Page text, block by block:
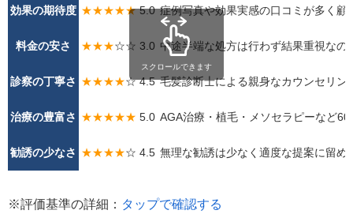
効果の期待度 ★★★★★5.0 症例写真や効果実感の口コミが多く顧
料金の安さ ★★★☆☆ 3.0 中途半端な処方は行わず結果重視なの
診察の丁寧さ ★★★★☆ 4.5 毛髪診断士による親身なカウンセリン
治療の豊富さ ★★★★★ 5.0 AGA治療・植毛・メソセラピーなど
勧誘の少なさ ★★★★☆ 4.5 無理な勧誘は少なく適度な提案に留め
スクロールできます
※評価基準の詳細： タップで確認する